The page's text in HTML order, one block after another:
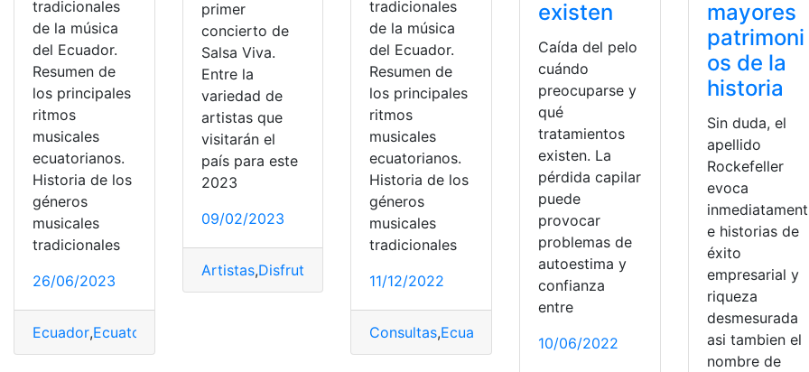
tradicionales
de la música
del Ecuador.
Resumen de
los principales
ritmos
musicales
ecuatorianos.
Historia de los
géneros
musicales
tradicionales
26/06/2023
Ecuador,Ecuatoriano tradicional,tradicionales
primer
concierto de
Salsa Viva.
Entre la
variedad de
artistas que
visitarán el
país para este
2023
09/02/2023
Artistas,Disfrutar
tradicionales
de la música
del Ecuador.
Resumen de
los principales
ritmos
musicales
ecuatorianos.
Historia de los
géneros
musicales
tradicionales
11/12/2022
Consultas,Ecuador música ecuatoriana
existen
Caída del pelo
cuándo
preocuparse y
qué
tratamientos
existen. La
pérdida capilar
puede
provocar
problemas de
autoestima y
confianza
entre
10/06/2022
mayores
patrimoni
os de la
historia
Sin duda, el
apellido
Rockefeller
evoca
inmediatament
e historias de
éxito
empresarial y
riqueza
desmesurada
asi tambien el
nombre de